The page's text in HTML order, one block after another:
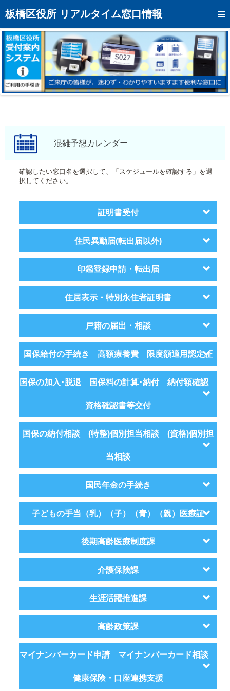
板橋区役所 リアルタイム窓口情報
トップページへ
混雑予想カレンダー
リアルタイム混雑状況
リアルタイム受付番号状況
メール通知登録
モバイルサイト
区役所フロアマップ
混雑予想カレンダー
確認したい窓口名を選択して、「スケジュールを確認する」を選
択してください。
証明書受付
住民異動届(転出届以外)
印鑑登録申請・転出届
住居表示・特別永住者証明書
戸籍の届出・相談
国保給付の手続き 高額療養費 限度額適用認定証
国保の加入･脱退 国保料の計算･納付 納付額確認
資格確認書等交付
国保の納付相談 (特整)個別担当相談 (資格)個別担
当相談
国民年金の手続き
子どもの手当（乳）（子）（青）（親）医療証
後期高齢医療制度課
介護保険課
生涯活躍推進課
高齢政策課
マイナンバーカード申請 マイナンバーカード相談
健康保険・口座連携支援